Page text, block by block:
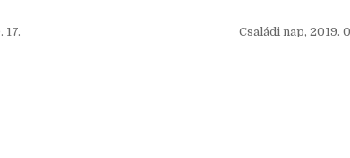
17. Családi nap, 2019.